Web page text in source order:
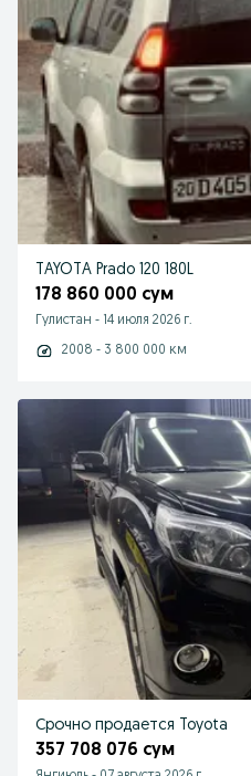
TAYOTA Prado 120 180L
178 860 000 сум
Гулистан - 14 июля 2026 г.
2008 - 3 800 000 км
Срочно продается Toyota
357 708 076 сум